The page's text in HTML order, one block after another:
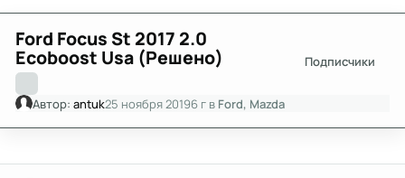
Ford Focus St 2017 2.0
Ecoboost Usa (Решено) Подписчики
Автор:antuk25 ноября 20196 г в Ford, Mazda